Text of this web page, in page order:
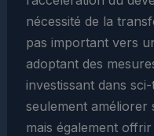
nécessité de la
pas important vers
adoptant des
investissant dans
seulement améliorer
mais également